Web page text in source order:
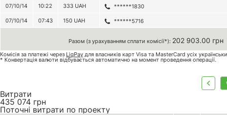
07/10/14 10:22 333 UAH ******1830
07/10/14 07:43 150 UAH ******5716
Разом (з урахуванням сплати комісії*): 202 903.00 грн
Комісія за платежі через LiqPay для власників карт Visa та MasterCard усіх
* Конвертація валюти відбувається автоматично на момент проведення операції.
1
Витрати
435 074 грн
Поточні витрати по проекту